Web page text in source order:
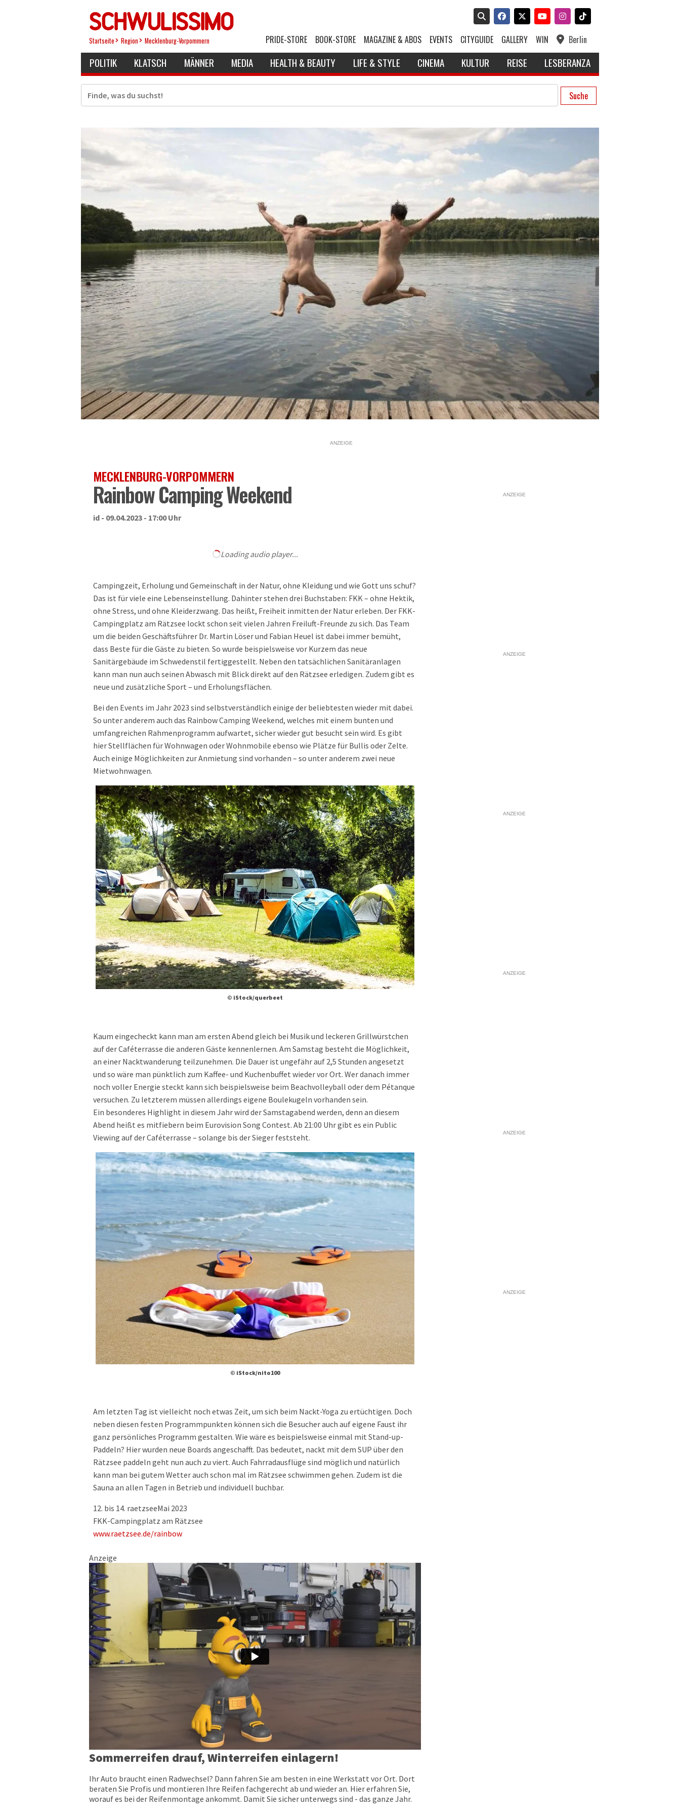
Startseite Region Mecklenburg-Vorpommern PRIDE-STORE BOOK-STORE MAGAZINE & ABOS EVENTS CITYGUIDE GALLERY WIN Berlin
POLITIK KLATSCH MÄNNER MEDIA HEALTH & BEAUTY LIFE & STYLE CINEMA KULTUR REISE LESBERANZA
Suche
ANZEIGE
MECKLENBURG-VORPOMMERN
Rainbow Camping Weekend
id - 09.04.2023 - 17:00 Uhr
Loading audio player...
Campingzeit, Erholung und Gemeinschaft in der Natur, ohne Kleidung und wie Gott uns schuf?
Das ist für viele eine Lebenseinstellung. Dahinter stehen drei Buchstaben: FKK – ohne Hektik,
ohne Stress, und ohne Kleiderzwang. Das heißt, Freiheit inmitten der Natur erleben. Der FKK-
Campingplatz am Rätzsee lockt schon seit vielen Jahren Freiluft-Freunde zu sich. Das Team
um die beiden Geschäftsführer Dr. Martin Löser und Fabian Heuel ist dabei immer bemüht,
dass Beste für die Gäste zu bieten. So wurde beispielsweise vor Kurzem das neue
Sanitärgebäude im Schwedenstil fertiggestellt. Neben den tatsächlichen Sanitäranlagen
kann man nun auch seinen Abwasch mit Blick direkt auf den Rätzsee erledigen. Zudem gibt es
neue und zusätzliche Sport – und Erholungsflächen.
Bei den Events im Jahr 2023 sind selbstverständlich einige der beliebtesten wieder mit dabei.
So unter anderem auch das Rainbow Camping Weekend, welches mit einem bunten und
umfangreichen Rahmenprogramm aufwartet, sicher wieder gut besucht sein wird. Es gibt
hier Stellflächen für Wohnwagen oder Wohnmobile ebenso wie Plätze für Bullis oder Zelte.
Auch einige Möglichkeiten zur Anmietung sind vorhanden – so unter anderem zwei neue
Mietwohnwagen.
© iStock/querbeet
Kaum eingecheckt kann man am ersten Abend gleich bei Musik und leckeren Grillwürstchen
auf der Caféterrasse die anderen Gäste kennenlernen. Am Samstag besteht die Möglichkeit,
an einer Nacktwanderung teilzunehmen. Die Dauer ist ungefähr auf 2,5 Stunden angesetzt
und so wäre man pünktlich zum Kaffee- und Kuchenbuffet wieder vor Ort. Wer danach immer
noch voller Energie steckt kann sich beispielsweise beim Beachvolleyball oder dem Pétanque
versuchen. Zu letzterem müssen allerdings eigene Boulekugeln vorhanden sein.
Ein besonderes Highlight in diesem Jahr wird der Samstagabend werden, denn an diesem
Abend heißt es mitfiebern beim Eurovision Song Contest. Ab 21:00 Uhr gibt es ein Public
Viewing auf der Caféterrasse – solange bis der Sieger feststeht.
© iStock/nito100
Am letzten Tag ist vielleicht noch etwas Zeit, um sich beim Nackt-Yoga zu ertüchtigen. Doch
neben diesen festen Programmpunkten können sich die Besucher auch auf eigene Faust ihr
ganz persönliches Programm gestalten. Wie wäre es beispielsweise einmal mit Stand-up-
Paddeln? Hier wurden neue Boards angeschafft. Das bedeutet, nackt mit dem SUP über den
Rätzsee paddeln geht nun auch zu viert. Auch Fahrradausflüge sind möglich und natürlich
kann man bei gutem Wetter auch schon mal im Rätzsee schwimmen gehen. Zudem ist die
Sauna an allen Tagen in Betrieb und individuell buchbar.
12. bis 14. raetzseeMai 2023
FKK-Campingplatz am Rätzsee
www.raetzsee.de/rainbow
Anzeige
Sommerreifen drauf, Winterreifen einlagern!
Ihr Auto braucht einen Radwechsel? Dann fahren Sie am besten in eine Werkstatt vor Ort. Dort
beraten Sie Profis und montieren Ihre Reifen fachgerecht ab und wieder an. Hier erfahren Sie,
worauf es bei der Reifenmontage ankommt. Damit Sie sicher unterwegs sind - das ganze Jahr.
ANZEIGE
ANZEIGE
ANZEIGE
ANZEIGE
ANZEIGE
ANZEIGE